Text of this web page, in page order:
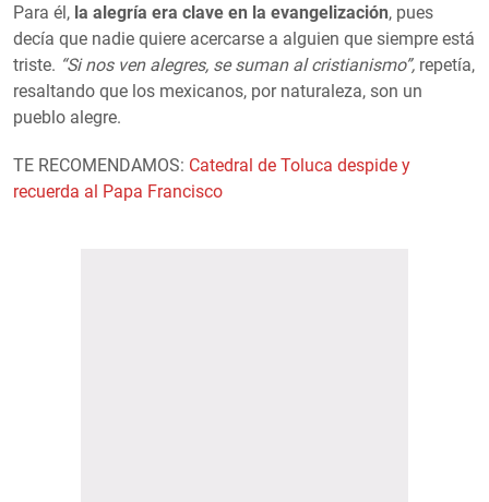
Para él, la alegría era clave en la evangelización, pues
decía que nadie quiere acercarse a alguien que siempre está
triste. “Si nos ven alegres, se suman al cristianismo”, repetía,
resaltando que los mexicanos, por naturaleza, son un
pueblo alegre.
TE RECOMENDAMOS: Catedral de Toluca despide y
recuerda al Papa Francisco